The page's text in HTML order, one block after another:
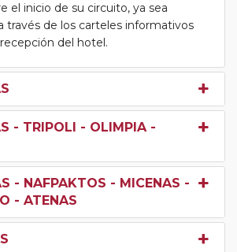
el inicio de su circuito, ya sea
través de los carteles informativos
del hotel.
- TRIPOLI - OLIMPIA -
- NAFPAKTOS - MICENAS -
- ATENAS